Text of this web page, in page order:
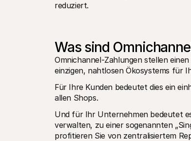
reduziert.
Was sind
Omnichannel-Zahlungen stellen
einzigen, nahtlosen Ökosystems für
Für Ihre Kunden bedeutet dies ein
allen Shops.
Und für Ihr Unternehmen bedeutet
verwalten, zu einer sogenannten
profitieren Sie von zentralisiertem